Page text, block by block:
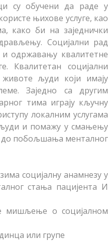
су обучени да раде у
њихове услуге, као
како би на заједнички
Социјални рад
одржавању квалитетне
Квалитетан социјални
људи који имају
Заједно са другим
тима играју кључну
локалним услугама
људи и помажу у смањењу
до побољшања менталног
социјалну анамнезу у
стања пацијента И
мишљење о социјалном
или групе